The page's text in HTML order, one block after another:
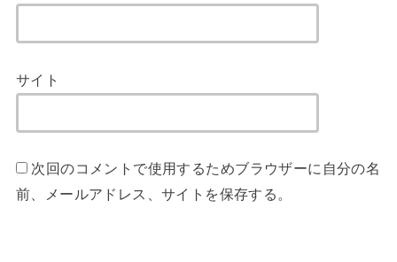
サイト
次回のコメントで使用するためブラウザーに自分の名
前、メールアドレス、サイトを保存する。